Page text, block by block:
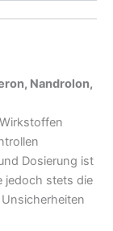
Nandrolon,
Dosierung ist
jedoch stets die